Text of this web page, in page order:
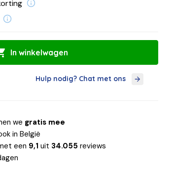
In winkelwagen
Hulp nodig? Chat met ons
we gratis mee
in België
een 9,1 uit 34.055 reviews